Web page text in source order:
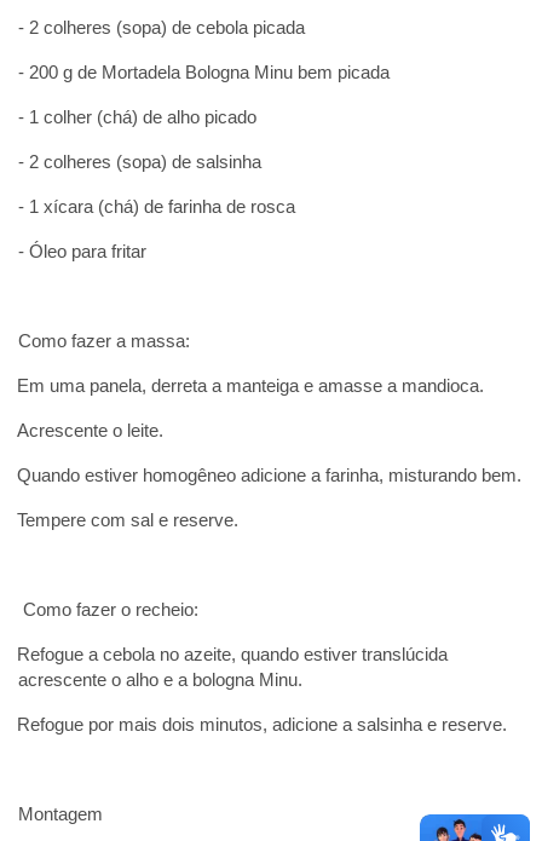
- 2 colheres (sopa) de cebola picada
- 200 g de Mortadela Bologna Minu bem picada
- 1 colher (chá) de alho picado
- 2 colheres (sopa) de salsinha
- 1 xícara (chá) de farinha de rosca
- Óleo para fritar
Como fazer a massa:
Em uma panela, derreta a manteiga e amasse a mandioca.
Acrescente o leite.
Quando estiver homogêneo adicione a farinha, misturando bem.
Tempere com sal e reserve.
Como fazer o recheio:
Refogue a cebola no azeite, quando estiver translúcida
acrescente o alho e a bologna Minu.
Refogue por mais dois minutos, adicione a salsinha e reserve.
Montagem